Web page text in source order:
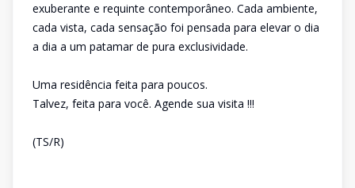
exuberante e requinte contemporâneo. Cada ambiente,
cada vista, cada sensação foi pensada para elevar o dia
a dia a um patamar de pura exclusividade.
Uma residência feita para poucos.
Talvez, feita para você. Agende sua visita !!!
(TS/R)